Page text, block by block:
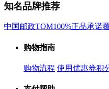
知名品牌推荐
中国邮政TOM100%正品承诺
购物指南
购物流程 使用优惠券积